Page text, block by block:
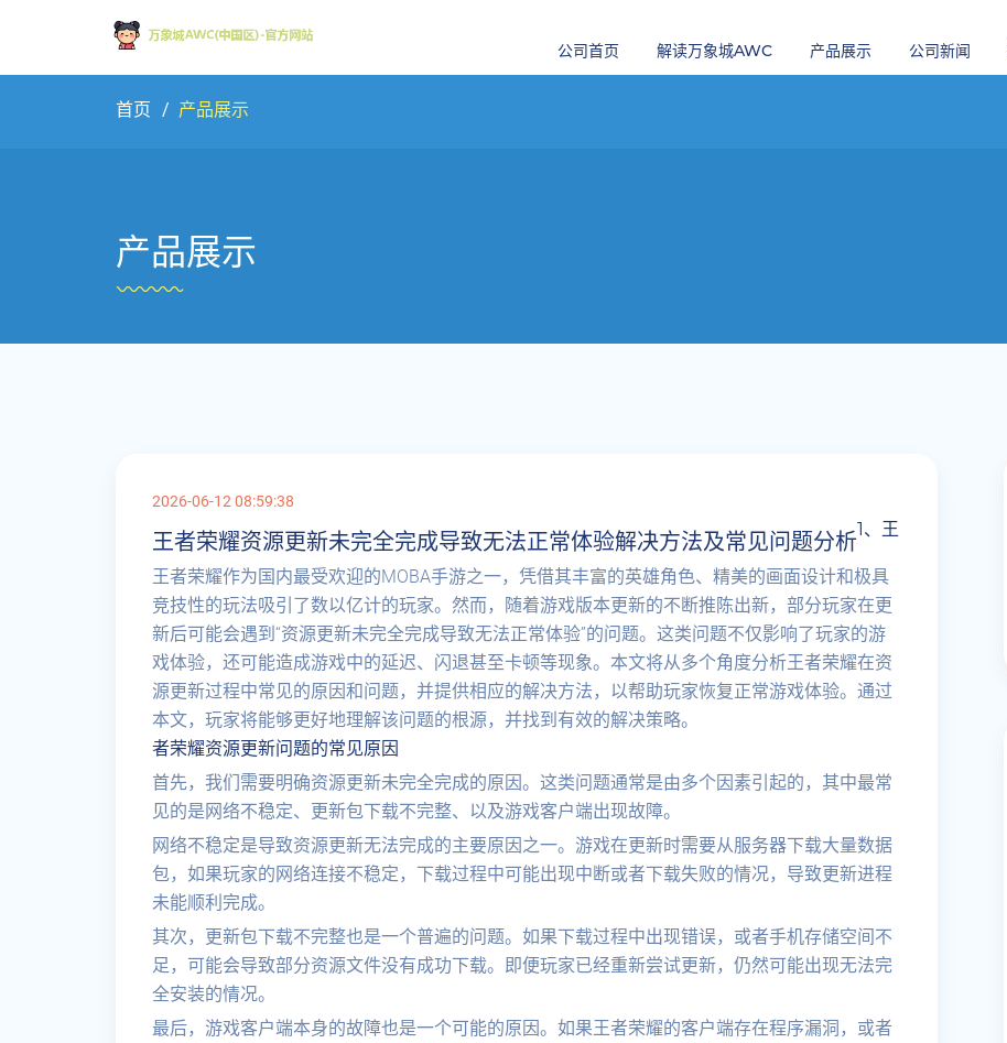
公司首页 解读万象城AWC 产品展示 公司新闻
首页 产品展示
产品展示
2026-06-12 08:59:38
王者荣耀资源更新未完全完成导致无法正常体验解决方法及常见问题分析
王者荣耀作为国内最受欢迎的MOBA手游之一，凭借其丰富的英雄角色、精美的画面设计和极具
竞技性的玩法吸引了数以亿计的玩家。然而，随着游戏版本更新的不断推陈出新，部分玩家在更
新后可能会遇到“资源更新未完全完成导致无法正常体验”的问题。这类问题不仅影响了玩家的游
戏体验，还可能造成游戏中的延迟、闪退甚至卡顿等现象。本文将从多个角度分析王者荣耀在资
源更新过程中常见的原因和问题，并提供相应的解决方法，以帮助玩家恢复正常游戏体验。通过
本文，玩家将能够更好地理解该问题的根源，并找到有效的解决策略。
1、王
者荣耀资源更新问题的常见原因
首先，我们需要明确资源更新未完全完成的原因。这类问题通常是由多个因素引起的，其中最常
见的是网络不稳定、更新包下载不完整、以及游戏客户端出现故障。
网络不稳定是导致资源更新无法完成的主要原因之一。游戏在更新时需要从服务器下载大量数据
包，如果玩家的网络连接不稳定，下载过程中可能出现中断或者下载失败的情况，导致更新进程
未能顺利完成。
其次，更新包下载不完整也是一个普遍的问题。如果下载过程中出现错误，或者手机存储空间不
足，可能会导致部分资源文件没有成功下载。即便玩家已经重新尝试更新，仍然可能出现无法完
全安装的情况。
最后，游戏客户端本身的故障也是一个可能的原因。如果王者荣耀的客户端存在程序漏洞，或者